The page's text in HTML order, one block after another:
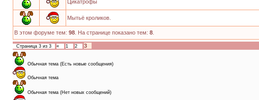
Цикатрофы
Мытьё кроликов.
В этом форуме тем: 98 . На странице показано тем: 8
Страница 3 из 3 « 1 2 3
Обычная тема (Есть новые сообщения)
Обычная тема
Обычная тема (Нет новых сообщений)